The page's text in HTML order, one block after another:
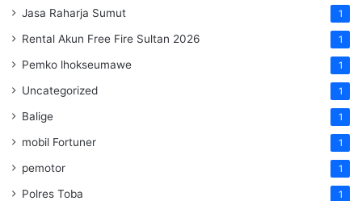
Jasa Raharja Sumut 1
Rental Akun Free Fire Sultan 2026 1
Pemko lhokseumawe 1
Uncategorized 1
Balige 1
mobil Fortuner 1
pemotor 1
Polres Toba 1